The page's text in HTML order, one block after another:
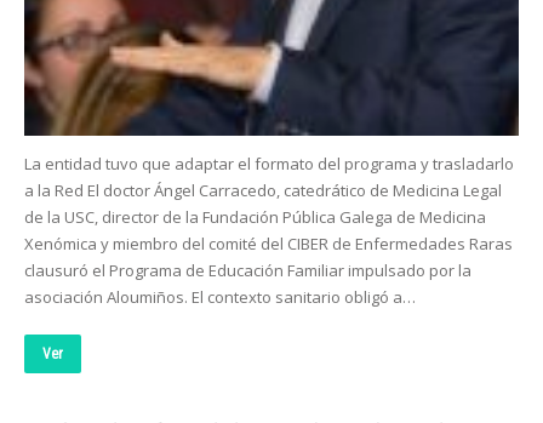
La entidad tuvo que adaptar el formato del programa y trasladarlo
a la Red El doctor Ángel Carracedo, catedrático de Medicina Legal
de la USC, director de la Fundación Pública Galega de Medicina
Xenómica y miembro del comité del CIBER de Enfermedades Raras
clausuró el Programa de Educación Familiar impulsado por la
asociación Aloumiños. El contexto sanitario obligó a…
Ver